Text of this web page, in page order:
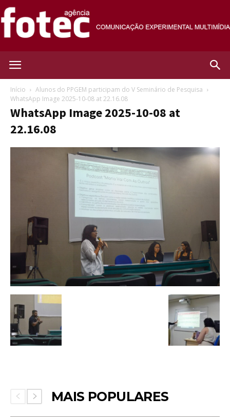
Fotec
Início
Alunos do PPGEM participam do V Seminário de Pesquisa
WhatsApp Image 2025-10-08 at 22.16.08
WhatsApp Image 2025-10-08 at
22.16.08
MAIS POPULARES